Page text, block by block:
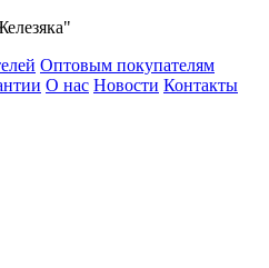
Оптовым покупателям
О нас Новости Контакты